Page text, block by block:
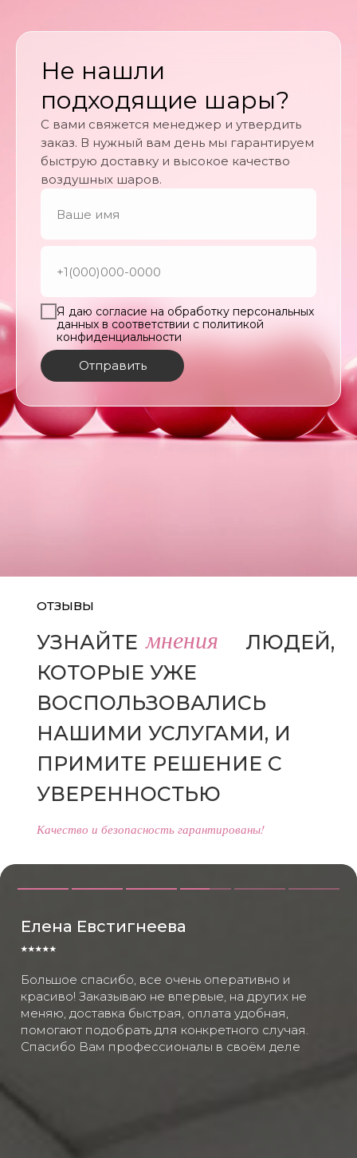
Не нашли
подходящие шары?
С вами свяжется менеджер и утвердить
заказ. В нужный вам день мы гарантируем
быструю доставку и высокое качество
воздушных шаров.
Я даю согласие на обработку персональных
данных в соответствии с политикой
конфиденциальности
Отправить
ОТЗЫВЫ
УЗНАЙТЕ МНЕНИЯ
ЛЮДЕЙ,
КОТОРЫЕ УЖЕ
ВОСПОЛЬЗОВАЛИСЬ
НАШИМИ УСЛУГАМИ, И
ПРИМИТЕ РЕШЕНИЕ С
УВЕРЕННОСТЬЮ
Качество и безопасность гарантированы!
мнения
Елена Евстигнеева
⭑⭑⭑⭑⭑
Большое спасибо, все очень оперативно и
красиво! Заказываю не впервые, на других не
меняю, доставка быстрая, оплата удобная,
помогают подобрать для конкретного случая.
Спасибо Вам профессионалы в своём деле